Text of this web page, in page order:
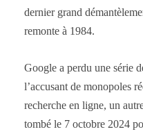
dernier grand
remonte à 1984.
Google a perdu une série
l’accusant de monopoles
recherche en ligne, un
tombé le 7 octobre 2024